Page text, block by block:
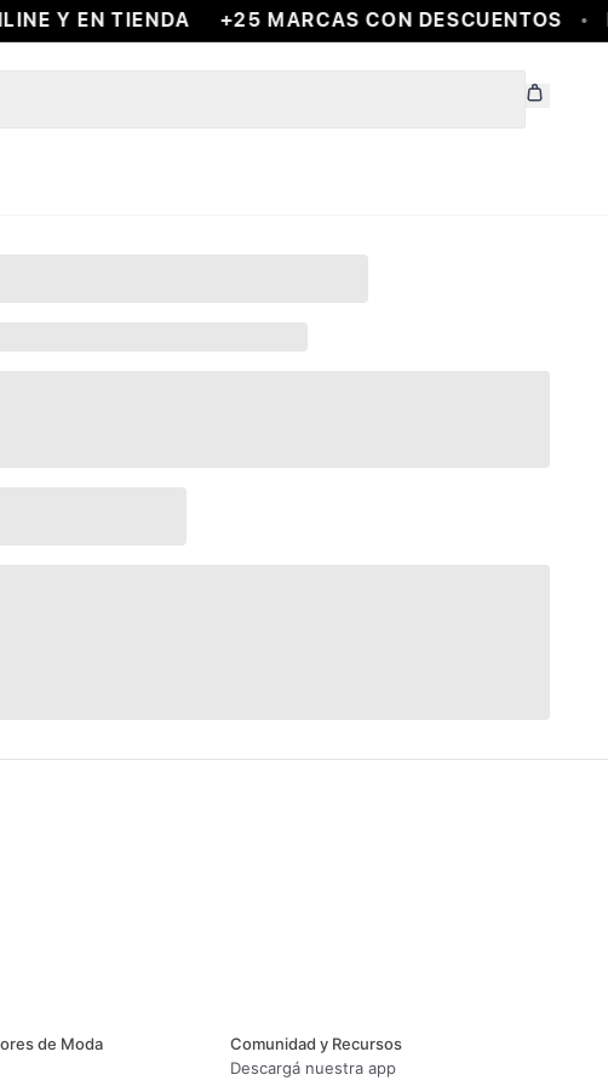
Y EN TIENDA +25 MARCAS CON DESCUENTOS
de Moda
Comunidad y Recursos
Descargá nuestra app